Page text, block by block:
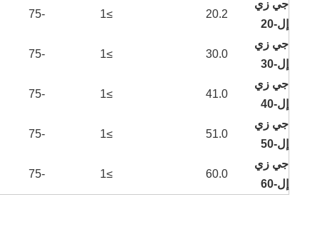
جي زي
إل-20
20.2
≥1
-75
جي زي
إل-30
30.0
≥1
-75
جي زي
إل-40
41.0
≥1
-75
جي زي
إل-50
51.0
≥1
-75
جي زي
إل-60
60.0
≥1
-75